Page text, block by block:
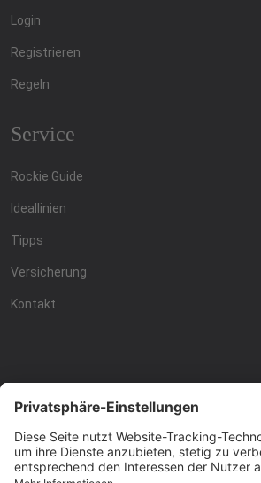
Login
Registrieren
Regeln
Service
Rockie Guide
Ideallinien
Tipps
Versicherung
Kontakt
Racing4fun - Alles über